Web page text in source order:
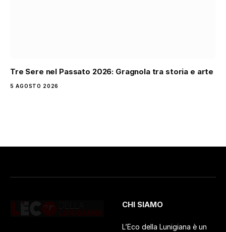
Tre Sere nel Passato 2026: Gragnola tra storia e arte
5 AGOSTO 2026
CHI SIAMO
L’Eco della Lunigiana è un